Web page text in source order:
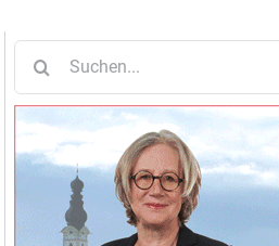
nach: